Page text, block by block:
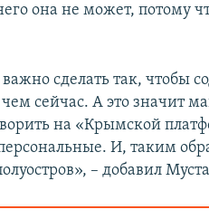
она не может, потому
сделать так, чтобы
сейчас. А это значит
на «Крымской
И, таким
– добавил